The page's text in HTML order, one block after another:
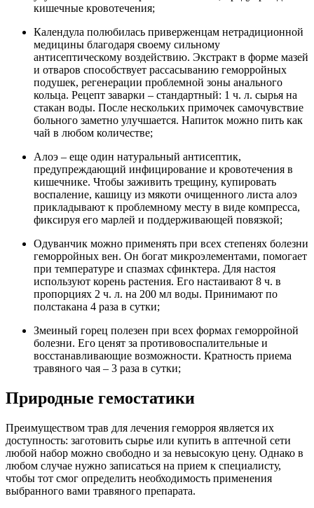
кишечные кровотечения;
Календула полюбилась приверженцам нетрадиционной
медицины благодаря своему сильному
антисептическому воздействию. Экстракт в форме мазей
и отваров способствует рассасыванию геморройных
подушек, регенерации проблемной зоны анального
кольца. Рецепт заварки – стандартный: 1 ч. л. сырья на
стакан воды. После нескольких примочек самочувствие
больного заметно улучшается. Напиток можно пить как
чай в любом количестве;
Алоэ – еще один натуральный антисептик,
предупреждающий инфицирование и кровотечения в
кишечнике. Чтобы заживить трещину, купировать
воспаление, кашицу из мякоти очищенного листа алоэ
прикладывают к проблемному месту в виде компресса,
фиксируя его марлей и поддерживающей повязкой;
Одуванчик можно применять при всех степенях болезни
геморройных вен. Он богат микроэлементами, помогает
при температуре и спазмах сфинктера. Для настоя
используют корень растения. Его настаивают 8 ч. в
пропорциях 2 ч. л. на 200 мл воды. Принимают по
полстакана 4 раза в сутки;
Змеиный горец полезен при всех формах геморройной
болезни. Его ценят за противовоспалительные и
восстанавливающие возможности. Кратность приема
травяного чая – 3 раза в сутки;
Природные гемостатики
Преимуществом трав для лечения геморроя является их
доступность: заготовить сырье или купить в аптечной сети
любой набор можно свободно и за невысокую цену. Однако в
любом случае нужно записаться на прием к специалисту,
чтобы тот смог определить необходимость применения
выбранного вами травяного препарата.